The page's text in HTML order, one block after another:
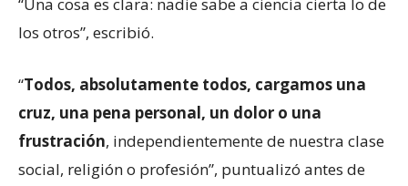
“Una cosa es clara: nadie sabe a ciencia cierta lo de
los otros”, escribió.
“Todos, absolutamente todos, cargamos una
cruz, una pena personal, un dolor o una
frustración, independientemente de nuestra clase
social, religión o profesión”, puntualizó antes de